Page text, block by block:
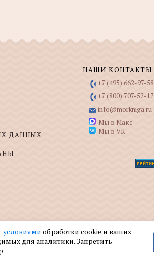
ДАННЫХ
НАШИ КОНТАКТЫ:
+7 (495) 662-97-58
+7 (800) 707-52-17
info@morkniga.ru
Мы в Макс
Мы в VK
условиями обработки cookie и ваших
для аналитики. Запретить